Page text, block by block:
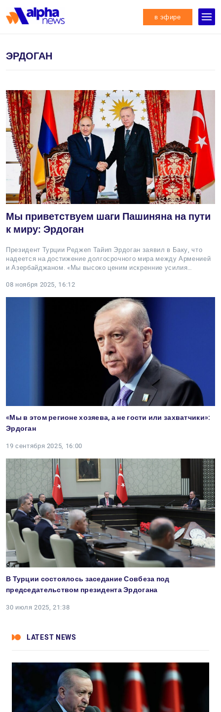
в эфире
ЭРДОГАН
Мы приветствуем шаги Пашиняна на пути
к миру: Эрдоган
Президент Турции Реджеп Тайип Эрдоган заявил в Баку, что
надеется на достижение долгосрочного мира между Арменией
и Азербайджаном. «Мы высоко ценим искренние усилия…
08 ноября 2025, 16:12
«Мы в этом регионе хозяева, а не гости или захватчики»:
Эрдоган
19 сентября 2025, 16:00
В Турции состоялось заседание Совбеза под
председательством президента Эрдогана
30 июля 2025, 21:38
LATEST NEWS